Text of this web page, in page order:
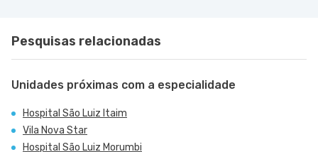
Pesquisas relacionadas
Unidades próximas com a especialidade
Hospital São Luiz Itaim
Vila Nova Star
Hospital São Luiz Morumbi